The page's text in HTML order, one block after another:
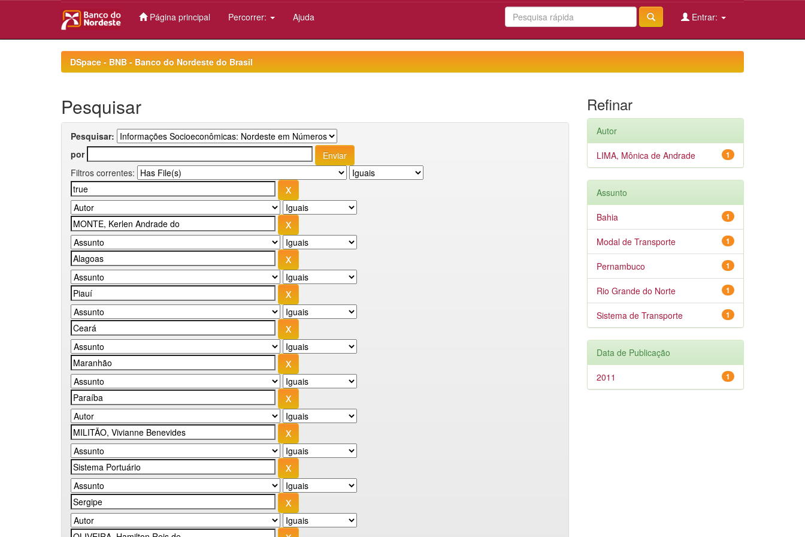
Página principal Percorrer: Ajuda Entrar:
DSpace - BNB - Banco do Nordeste do Brasil
Pesquisar
Pesquisar:
por
Filtros correntes:
Refinar
Autor
1
LIMA, Mônica de Andrade
Assunto
1
Bahia
1
Modal de Transporte
1
Pernambuco
1
Rio Grande do Norte
1
Sistema de Transporte
Data de Publicação
1
2011